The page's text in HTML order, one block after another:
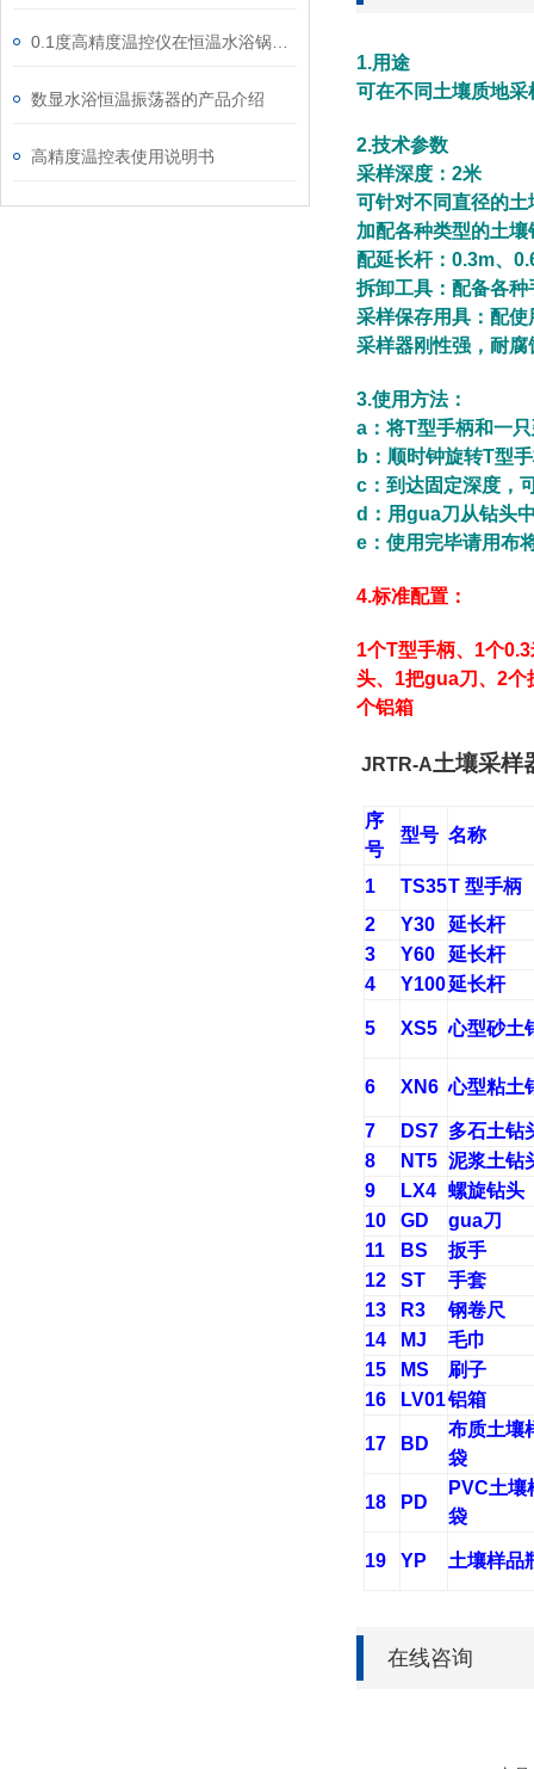
数显水浴恒温振荡器的产品介绍
高精度温控表使用说明书
1.用途
可在不同土壤质地
2.技术参数
采样深度：2米
可针对不同直径的
加配各种类型的土
配延长杆：0.3m、
拆卸工具：配备各
采样保存用具：配
采样器刚性强，耐
3.使用方法：
a：将T型手柄和一
b ：顺时钟旋转T型
c ：到达固定深度，
d ：用gua刀从钻头
e ：使用完毕请用布
4.标准配置：
1个T型手柄、1个
头、1把gua刀、2个
个铝箱
JRTR-A土壤采样
序
号
型号 名称
1 TS35T型手柄
2
Y30
延长杆
3
Y60
延长杆
4
Y100延长杆
5 XS5 心型砂土
6 XN6 心型粘土
7 DS7 多石土钻
8
NT5 泥浆土钻
9
LX4 螺旋钻头
10
GD
gua刀
11
BS
扳手
12
ST
手套
13
R3
钢卷尺
14
MJ
毛巾
15
MS
刷子
16
LV01铝箱
17 BD
布质土壤
袋
18 PD
PVC土壤
袋
19 YP 土壤样品
在线咨询